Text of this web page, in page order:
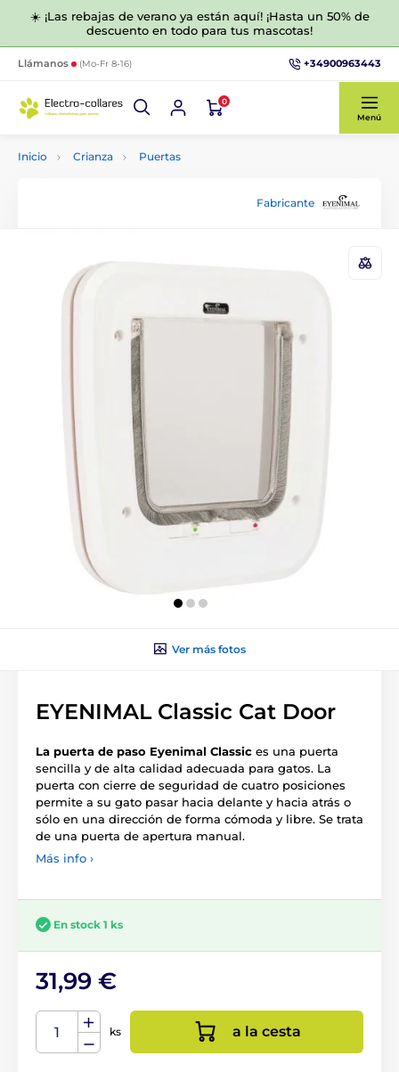
☀️ ¡Las rebajas de verano ya están aquí! ¡Hasta un 50% de
descuento en todo para tus mascotas!
Llámanos (Mo-Fr 8-16) +34900963443
0
Menú
Inicio Crianza Puertas
Fabricante
Ver más fotos
EYENIMAL Classic Cat Door
La puerta de paso Eyenimal Classic es una puerta
sencilla y de alta calidad adecuada para gatos. La
puerta con cierre de seguridad de cuatro posiciones
permite a su gato pasar hacia delante y hacia atrás o
sólo en una dirección de forma cómoda y libre. Se trata
de una puerta de apertura manual.
Más info ›
En stock 1 ks
31,99 €
ks a la cesta